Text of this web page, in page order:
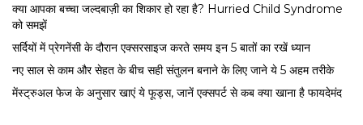
क्या आपका बच्चा जल्दबाज़ी का शिकार हो रहा है? Hurried Child Syndrome
को समझें
सर्द‍ियों में प्रेगनेंसी के दौरान एक्सरसाइज करते समय इन 5 बातों का रखें ध्यान
नए साल से काम और सेहत के बीच सही संतुलन बनाने के लिए जाने ये 5 अहम तरीके
मेंस्ट्रुअल फेज के अनुसार खाएं ये फूड्स, जानें एक्सपर्ट से कब क्या खाना है फायदेमंद